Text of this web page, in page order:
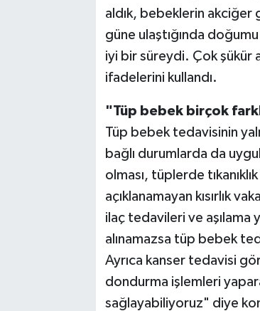
aldık, bebeklerin akciğer
güne ulaştığında
iyi bir süreydi. Çok şükür
ifadelerini kullandı.
"Tüp bebek birçok
Tüp bebek tedavisinin
bağlı durumlarda da
olması, tüplerde
açıklanamayan kısırlık
ilaç tedavileri ve
alınamazsa tüp bebek
Ayrıca kanser tedavisi
dondurma işlemleri
sağlayabiliyoruz" diye